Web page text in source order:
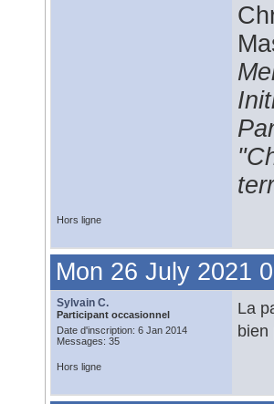
Hors ligne
Mon 26 July 2021
Sylvain C.
Participant occasionnel
Date d'inscription: 6 Jan 2014
Messages: 35
La
bien
Hors ligne